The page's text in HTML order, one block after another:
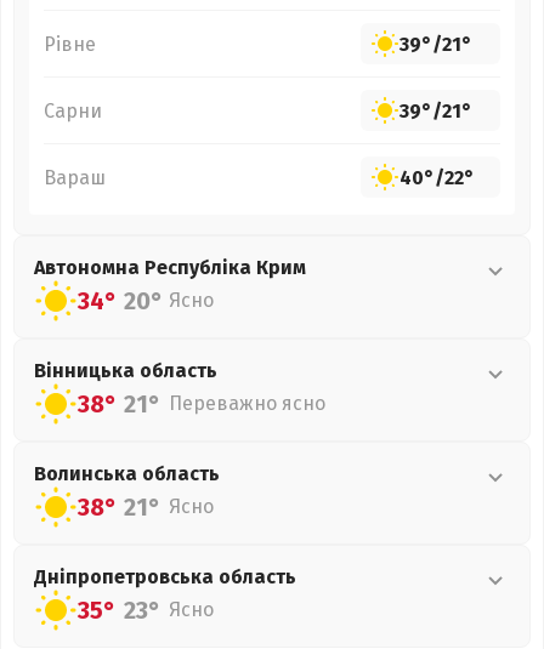
Рівне 39°/21°
Сарни 39°/21°
Вараш 40°/22°
Автономна Республіка Крим
34° 20° Ясно
Вінницька область
38° 21° Переважно ясно
Волинська область
38° 21° Ясно
Дніпропетровська область
35° 23° Ясно